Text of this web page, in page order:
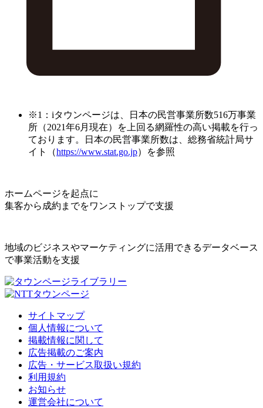
※1：iタウンページは、日本の民営事業所数516万事業
所（2021年6月現在）を上回る網羅性の高い掲載を行っ
ております。日本の民営事業所数は、総務省統計局サ
イト（https://www.stat.go.jp）を参照
ホームページを起点に
集客から成約までをワンストップで支援
地域のビジネスやマーケティングに活用できるデータベース
で事業活動を支援
サイトマップ
個人情報について
掲載情報に関して
広告掲載のご案内
広告・サービス取扱い規約
利用規約
お知らせ
運営会社について